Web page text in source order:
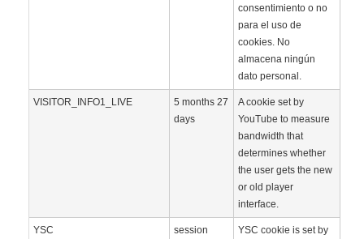
consentimiento o no
para el uso de
cookies. No
almacena ningún
dato personal.
VISITOR_INFO1_LIVE
5 months 27
days
A cookie set by
YouTube to measure
bandwidth that
determines whether
the user gets the new
or old player
interface.
YSC session
YSC cookie is set by